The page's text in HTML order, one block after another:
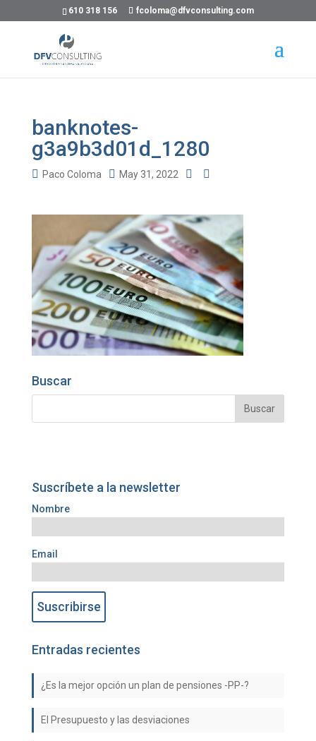
610 318 156 fcoloma@dfvconsulting.com
banknotes-
g3a9b3d01d_1280
Paco Coloma May 31, 2022
Buscar
Suscríbete a la newsletter
Nombre
Email
Entradas recientes
¿Es la mejor opción un plan de pensiones -PP-?
El Presupuesto y las desviaciones